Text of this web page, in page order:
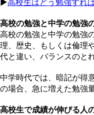
▶︎高校生はどう勉強すれ
高校の勉強と中学の勉強
高校の勉強と中学の勉強
理、歴史、もしくは倫理
代と違い、バランスのと
中学時代では、暗記が得
の場合、急に増えた勉強
高校生で成績が伸びる人